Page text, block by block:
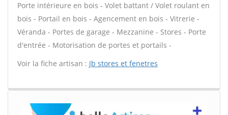
Porte intérieure en bois - Volet battant / Volet roulant en
bois - Portail en bois - Agencement en bois - Vitrerie -
Véranda - Portes de garage - Mezzanine - Stores - Porte
d'entrée - Motorisation de portes et portails -
Voir la fiche artisan : Jb stores et fenetres